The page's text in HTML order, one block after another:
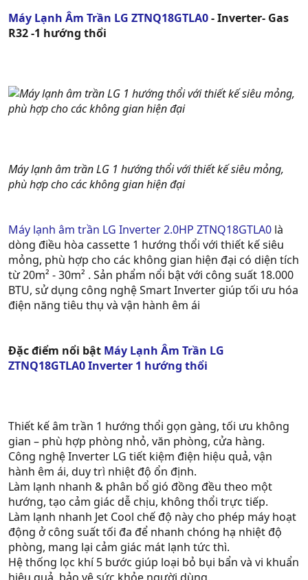
Máy Lạnh Âm Trần LG ZTNQ18GTLA0- Inverter- Gas
R32 -1 hướng thổi
Máy lạnh âm trần LG 1 hướng thổi với thiết kế siêu mỏng,
phù hợp cho các không gian hiện đại
Máy lạnh âm trần LG Inverter 2.0HP ZTNQ18GTLA0 là
dòng điều hòa cassette 1 hướng thổi với thiết kế siêu
mỏng, phù hợp cho các không gian hiện đại có diện tích
từ 20m² - 30m² . Sản phẩm nổi bật với công suất 18.000
BTU, sử dụng công nghệ Smart Inverter giúp tối ưu hóa
điện năng tiêu thụ và vận hành êm ái
Đặc điểm nổi bật Máy Lạnh Âm Trần LG
ZTNQ18GTLA0 Inverter 1 hướng thổi
Thiết kế âm trần 1 hướng thổi gọn gàng, tối ưu không
gian – phù hợp phòng nhỏ, văn phòng, cửa hàng.
Công nghệ Inverter LG tiết kiệm điện hiệu quả, vận
hành êm ái, duy trì nhiệt độ ổn định.
Làm lạnh nhanh & phân bổ gió đồng đều theo một
hướng, tạo cảm giác dễ chịu, không thổi trực tiếp.
Làm lạnh nhanh Jet Cool chế độ này cho phép máy hoạt
động ở công suất tối đa để nhanh chóng hạ nhiệt độ
phòng, mang lại cảm giác mát lạnh tức thì.
Hệ thống lọc khí 5 bước giúp loại bỏ bụi bẩn và vi khuẩn